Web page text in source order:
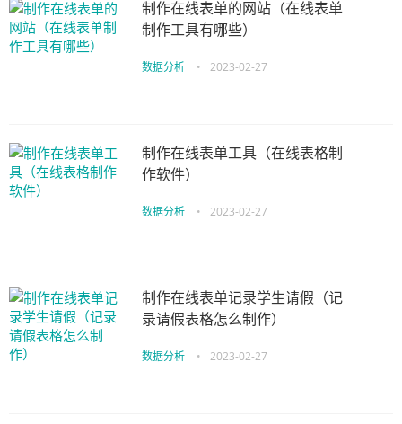
制作在线表单的网站（在线表单
制作工具有哪些）
数据分析 • 2023-02-27
制作在线表单工具（在线表格制
作软件）
数据分析 • 2023-02-27
制作在线表单记录学生请假（记
录请假表格怎么制作）
数据分析 • 2023-02-27